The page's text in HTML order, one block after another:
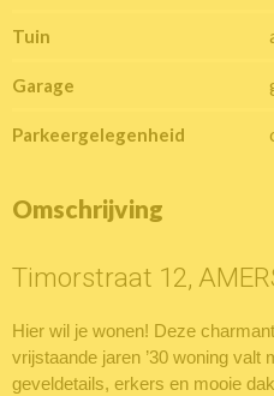
Tuin
Garage
Parkeergelegenheid
Omschrijving
Timorstraat 12,
Hier wil je wonen! Deze
vrijstaande jaren ’30 woning valt
geveldetails, erkers en mooie